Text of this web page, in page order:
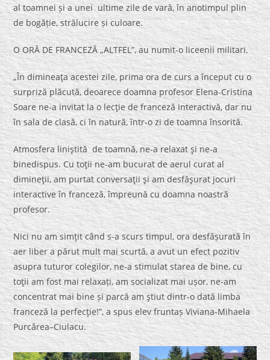
al toamnei și a unei ultime zile de vară, în anotimpul plin
de bogăție, strălucire și culoare.
O ORĂ DE FRANCEZĂ „ALTFEL”, au numit-o liceenii militari.
„În dimineaţa acestei zile, prima ora de curs a început cu o
surpriză plăcută, deoarece doamna profesor Elena-Cristina
Soare ne-a invitat la o lecţie de franceză interactivă, dar nu
în sala de clasă, ci în natură, într-o zi de toamna însorită.
Atmosfera liniştită de toamnă, ne-a relaxat şi ne-a
binedispus. Cu toţii ne-am bucurat de aerul curat al
dimineţii, am purtat conversaţii şi am desfăşurat jocuri
interactive în franceză, împreună cu doamna noastră
profesor.
Nici nu am simţit când s-a scurs timpul, ora desfășurată în
aer liber a părut mult mai scurtă, a avut un efect pozitiv
asupra tuturor colegilor, ne-a stimulat starea de bine, cu
toţii am fost mai relaxați, am socializat mai ușor, ne-am
concentrat mai bine și parcă am ştiut dintr-o dată limba
franceză la perfecţie!”, a spus elev fruntaș Viviana-Mihaela
Purcărea–Ciulacu.